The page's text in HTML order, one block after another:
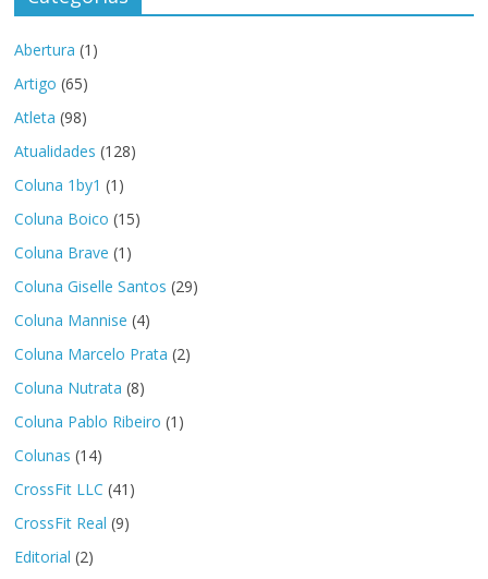
Abertura (1)
Artigo (65)
Atleta (98)
Atualidades (128)
Coluna 1by1 (1)
Coluna Boico (15)
Coluna Brave (1)
Coluna Giselle Santos (29)
Coluna Mannise (4)
Coluna Marcelo Prata (2)
Coluna Nutrata (8)
Coluna Pablo Ribeiro (1)
Colunas (14)
CrossFit LLC (41)
CrossFit Real (9)
Editorial (2)